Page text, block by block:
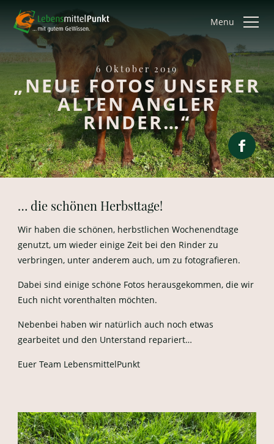
Menu
6 Oktober 2019
„NEUE FOTOS UNSERER
ALTEN ANGLER
RINDER…“
… die schönen Herbsttage!
Wir haben die schönen, herbstlichen Wochenendtage
genutzt, um wieder einige Zeit bei den Rinder zu
verbringen, unter anderem auch, um zu fotografieren.
Dabei sind einige schöne Fotos herausgekommen, die wir
Euch nicht vorenthalten möchten.
Nebenbei haben wir natürlich auch noch etwas
gearbeitet und den Unterstand repariert…
Euer Team LebensmittelPunkt